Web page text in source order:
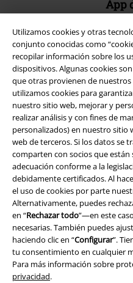
Utilizamos cookies y otras
conjunto conocidas como
recopilar información sobre los
dispositivos. Algunas cookies
que otras provienen de
utilizamos cookies para
nuestro sitio web, mejorar y
realizar análisis y con fines de
personalizados) en nuestro sitio
web de terceros. Si los datos se
comparten con socios que están
adecuación conforme a la
debidamente certificados. Al
el uso de cookies por parte
Alternativamente, puedes
en “Rechazar todo”—en este
necesarias. También puedes
haciendo clic en “Configurar”.
tu consentimiento en cualquier
Para más información sobre
privacidad.
App
sus nuevas
A Warner